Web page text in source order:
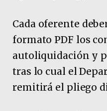
Cada oferente
formato PDF los
autoliquidación y
tras lo cual el
remitirá el pliego